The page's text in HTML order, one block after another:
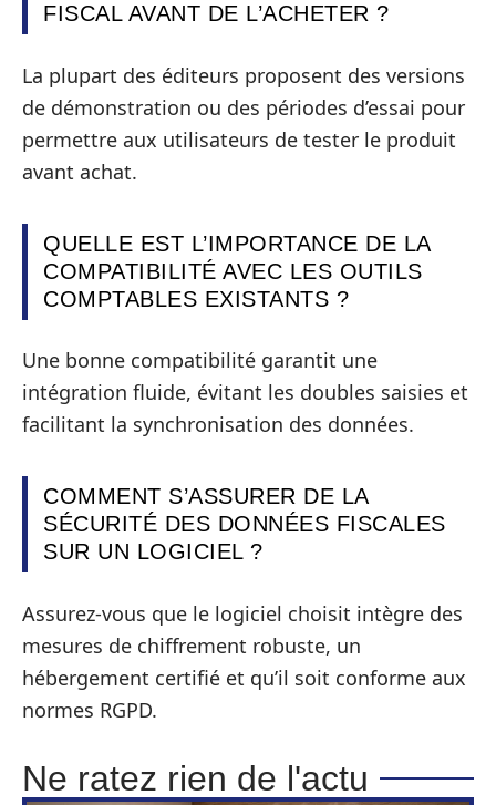
FISCAL AVANT DE L’ACHETER ?
La plupart des éditeurs proposent des versions
de démonstration ou des périodes d’essai pour
permettre aux utilisateurs de tester le produit
avant achat.
QUELLE EST L’IMPORTANCE DE LA
COMPATIBILITÉ AVEC LES OUTILS
COMPTABLES EXISTANTS ?
Une bonne compatibilité garantit une
intégration fluide, évitant les doubles saisies et
facilitant la synchronisation des données.
COMMENT S’ASSURER DE LA
SÉCURITÉ DES DONNÉES FISCALES
SUR UN LOGICIEL ?
Assurez-vous que le logiciel choisit intègre des
mesures de chiffrement robuste, un
hébergement certifié et qu’il soit conforme aux
normes RGPD.
Ne ratez rien de l'actu